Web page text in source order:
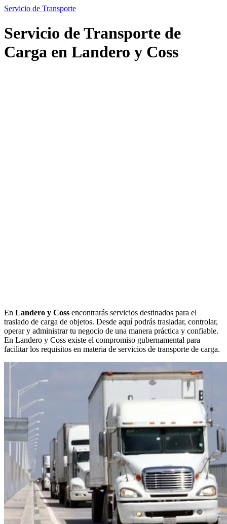
Servicio de Transporte
Servicio de Transporte de
Carga en Landero y Coss
En Landero y Coss encontrarás servicios destinados para el
traslado de carga de objetos. Desde aquí podrás trasladar, controlar,
operar y administrar tu negocio de una manera práctica y confiable.
En Landero y Coss existe el compromiso gubernamental para
facilitar los requisitos en materia de servicios de transporte de carga.